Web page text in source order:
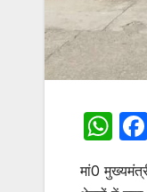
W
at
मां0